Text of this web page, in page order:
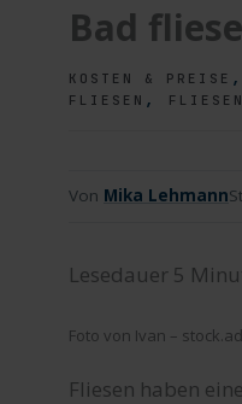
Bad
KOSTEN & PREISE
FLIESEN , FLIESEN
Von Mika Lehmann
Lesedauer 5
Foto von Ivan –
Fliesen haben